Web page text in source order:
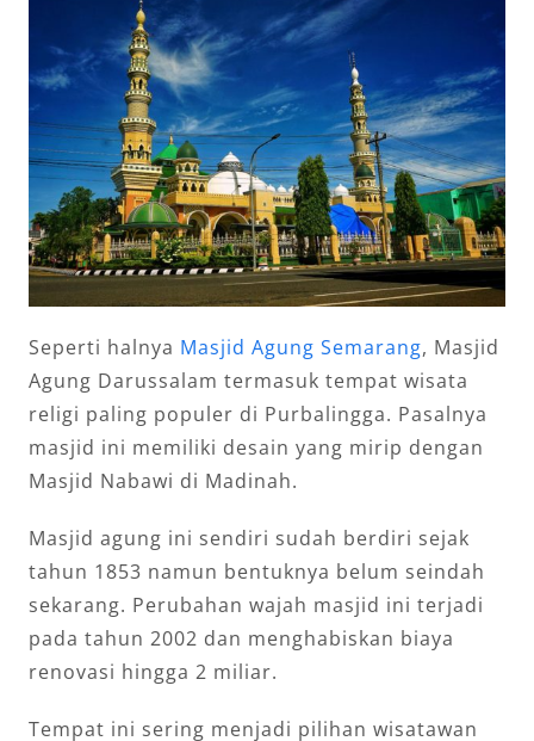
Seperti halnya Masjid Agung Semarang, Masjid
Agung Darussalam termasuk tempat wisata
religi paling populer di Purbalingga. Pasalnya
masjid ini memiliki desain yang mirip dengan
Masjid Nabawi di Madinah.
Masjid agung ini sendiri sudah berdiri sejak
tahun 1853 namun bentuknya belum seindah
sekarang. Perubahan wajah masjid ini terjadi
pada tahun 2002 dan menghabiskan biaya
renovasi hingga 2 miliar.
Tempat ini sering menjadi pilihan wisatawan